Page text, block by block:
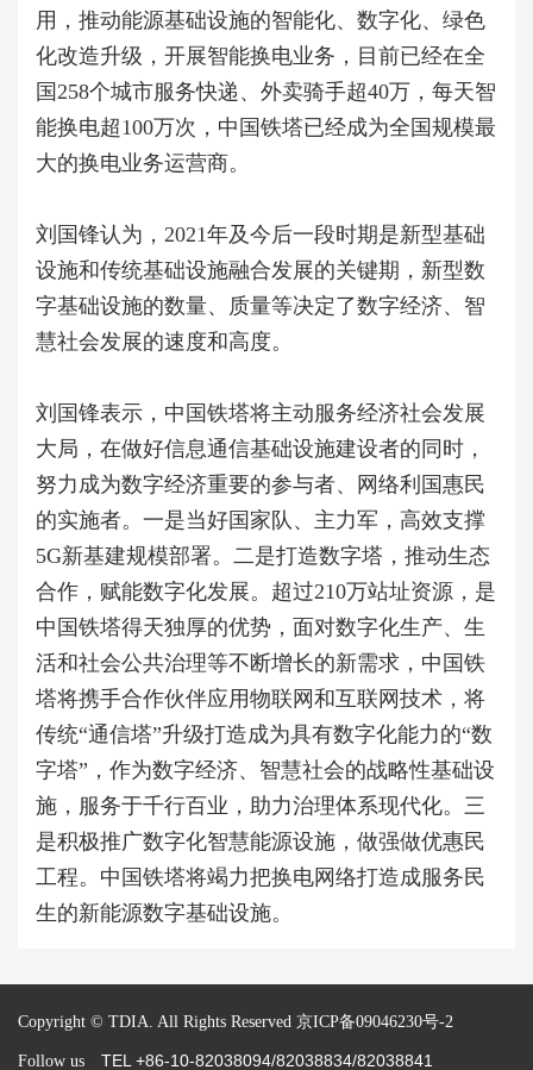
用，推动能源基础设施的智能化、数字化、绿色
化改造升级，开展智能换电业务，目前已经在全
国258个城市服务快递、外卖骑手超40万，每天智
能换电超100万次，中国铁塔已经成为全国规模最
大的换电业务运营商。
刘国锋认为，2021年及今后一段时期是新型基础
设施和传统基础设施融合发展的关键期，新型数
字基础设施的数量、质量等决定了数字经济、智
慧社会发展的速度和高度。
刘国锋表示，中国铁塔将主动服务经济社会发展
大局，在做好信息通信基础设施建设者的同时，
努力成为数字经济重要的参与者、网络利国惠民
的实施者。一是当好国家队、主力军，高效支撑
5G新基建规模部署。二是打造数字塔，推动生态
合作，赋能数字化发展。超过210万站址资源，是
中国铁塔得天独厚的优势，面对数字化生产、生
活和社会公共治理等不断增长的新需求，中国铁
塔将携手合作伙伴应用物联网和互联网技术，将
传统“通信塔”升级打造成为具有数字化能力的“数
字塔”，作为数字经济、智慧社会的战略性基础设
施，服务于千行百业，助力治理体系现代化。三
是积极推广数字化智慧能源设施，做强做优惠民
工程。中国铁塔将竭力把换电网络打造成服务民
生的新能源数字基础设施。
Copyright © TDIA. All Rights Reserved 京ICP备09046230号-2
Follow us TEL +86-10-82038094/82038834/82038841